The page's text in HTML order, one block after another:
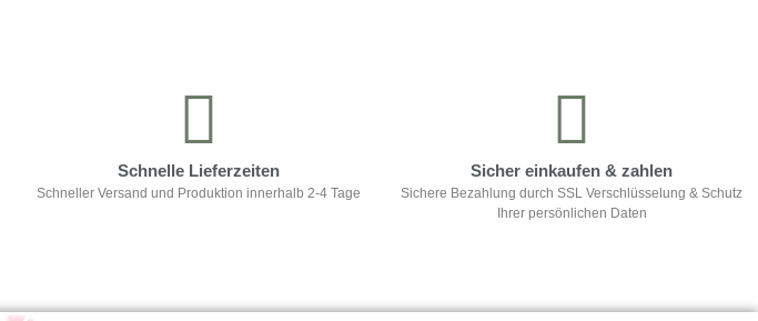
Schnelle Lieferzeiten
Schneller Versand und Produktion innerhalb 2-4 Tage
Sicher einkaufen & zahlen
Sichere Bezahlung durch SSL Verschlüsselung & Schutz
Ihrer persönlichen Daten